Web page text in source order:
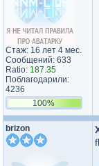
Стаж: 16 лет 4 мес.
Сообщений: 633
Ratio: 187.35
Поблагодарили:
4236
100%
brizon